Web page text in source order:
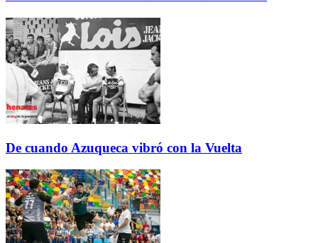
De cuando Azuqueca vibró con la Vuelta